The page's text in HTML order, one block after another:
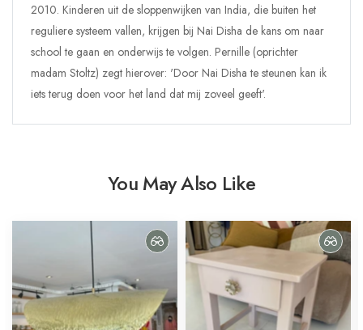
2010. Kinderen uit de sloppenwijken van India, die buiten het
reguliere systeem vallen, krijgen bij Nai Disha de kans om naar
school te gaan en onderwijs te volgen. Pernille (oprichter
madam Stoltz) zegt hierover: 'Door Nai Disha te steunen kan ik
iets terug doen voor het land dat mij zoveel geeft'.
You May Also Like